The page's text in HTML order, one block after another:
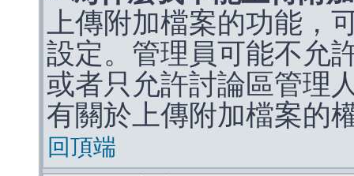
上傳附加檔案的功能，
設定。管理員可能不允
或者只允許討論區管理
有關於上傳附加檔案的
回頂端